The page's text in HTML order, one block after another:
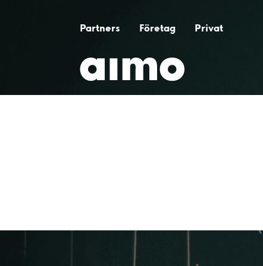
Partners Företag Privat